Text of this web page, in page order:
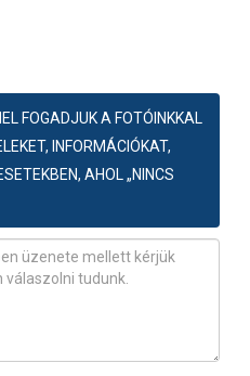
FOGADJUK A FOTÓINKKAL
INFORMÁCIÓKAT,
AHOL „NINCS